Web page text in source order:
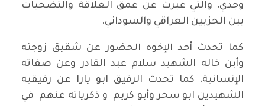
وجدي، والتي عبرت عن عمق العلاقة والتضحيات
بين الحزبين العراقي والسوداني.
كما تحدث أحد الإخوه الحضور عن شقيق زوجته
وأبن خاله الشهيد سلام عبد القادر وعن صفاته
الإنسانية، كما تحدث الرفيق ابو يارا عن رفيقيه
الشهيدين ابو سحر وأبو كريم و ذكرياته عنهم في